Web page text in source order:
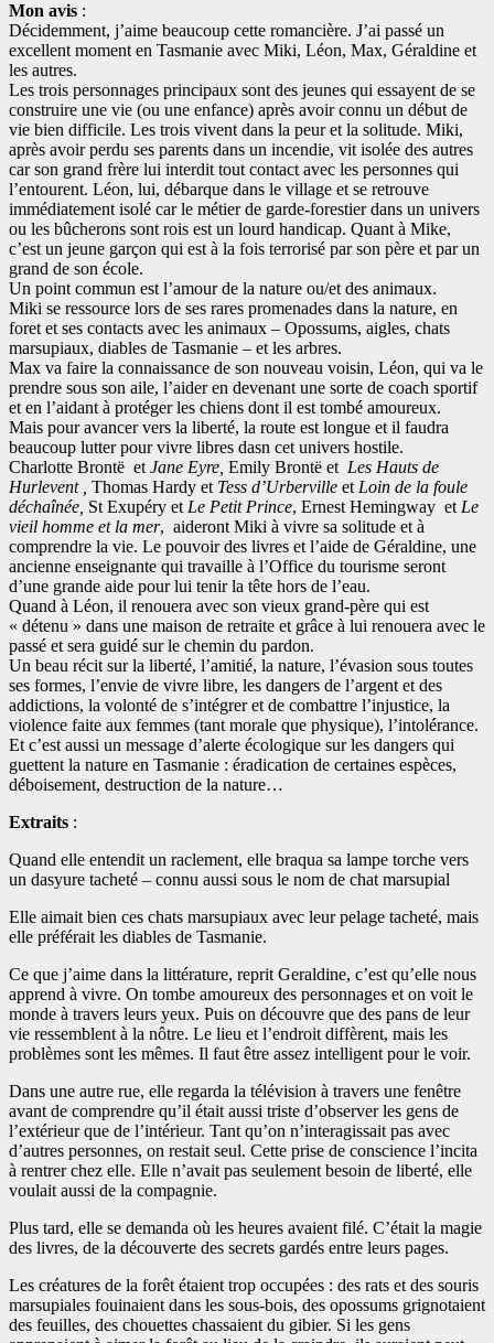
Mon avis :
Décidemment, j’aime beaucoup cette romancière. J’ai passé un
excellent moment en Tasmanie avec Miki, Léon, Max, Géraldine et
les autres.
Les trois personnages principaux sont des jeunes qui essayent de se
construire une vie (ou une enfance) après avoir connu un début de
vie bien difficile. Les trois vivent dans la peur et la solitude. Miki,
après avoir perdu ses parents dans un incendie, vit isolée des autres
car son grand frère lui interdit tout contact avec les personnes qui
l’entourent. Léon, lui, débarque dans le village et se retrouve
immédiatement isolé car le métier de garde-forestier dans un univers
ou les bûcherons sont rois est un lourd handicap. Quant à Mike,
c’est un jeune garçon qui est à la fois terrorisé par son père et par un
grand de son école.
Un point commun est l’amour de la nature ou/et des animaux.
Miki se ressource lors de ses rares promenades dans la nature, en
foret et ses contacts avec les animaux – Opossums, aigles, chats
marsupiaux, diables de Tasmanie – et les arbres.
Max va faire la connaissance de son nouveau voisin, Léon, qui va le
prendre sous son aile, l’aider en devenant une sorte de coach sportif
et en l’aidant à protéger les chiens dont il est tombé amoureux.
Mais pour avancer vers la liberté, la route est longue et il faudra
beaucoup lutter pour vivre libres dasn cet univers hostile.
Charlotte Brontë et Jane Eyre, Emily Brontë et Les Hauts de
Hurlevent , Thomas Hardy et Tess d’Urberville et Loin de la foule
déchaînée, St Exupéry et Le Petit Prince, Ernest Hemingway et Le
vieil homme et la mer, aideront Miki à vivre sa solitude et à
comprendre la vie. Le pouvoir des livres et l’aide de Géraldine, une
ancienne enseignante qui travaille à l’Office du tourisme seront
d’une grande aide pour lui tenir la tête hors de l’eau.
Quand à Léon, il renouera avec son vieux grand-père qui est
« détenu » dans une maison de retraite et grâce à lui renouera avec le
passé et sera guidé sur le chemin du pardon.
Un beau récit sur la liberté, l’amitié, la nature, l’évasion sous toutes
ses formes, l’envie de vivre libre, les dangers de l’argent et des
addictions, la volonté de s’intégrer et de combattre l’injustice, la
violence faite aux femmes (tant morale que physique), l’intolérance.
Et c’est aussi un message d’alerte écologique sur les dangers qui
guettent la nature en Tasmanie : éradication de certaines espèces,
déboisement, destruction de la nature…
Extraits :
Quand elle entendit un raclement, elle braqua sa lampe torche vers
un dasyure tacheté – connu aussi sous le nom de chat marsupial
Elle aimait bien ces chats marsupiaux avec leur pelage tacheté, mais
elle préférait les diables de Tasmanie.
Ce que j’aime dans la littérature, reprit Geraldine, c’est qu’elle nous
apprend à vivre. On tombe amoureux des personnages et on voit le
monde à travers leurs yeux. Puis on découvre que des pans de leur
vie ressemblent à la nôtre. Le lieu et l’endroit diffèrent, mais les
problèmes sont les mêmes. Il faut être assez intelligent pour le voir.
Dans une autre rue, elle regarda la télévision à travers une fenêtre
avant de comprendre qu’il était aussi triste d’observer les gens de
l’extérieur que de l’intérieur. Tant qu’on n’interagissait pas avec
d’autres personnes, on restait seul. Cette prise de conscience l’incita
à rentrer chez elle. Elle n’avait pas seulement besoin de liberté, elle
voulait aussi de la compagnie.
Plus tard, elle se demanda où les heures avaient filé. C’était la magie
des livres, de la découverte des secrets gardés entre leurs pages.
Les créatures de la forêt étaient trop occupées : des rats et des souris
marsupiales fouinaient dans les sous-bois, des opossums grignotaient
des feuilles, des chouettes chassaient du gibier. Si les gens